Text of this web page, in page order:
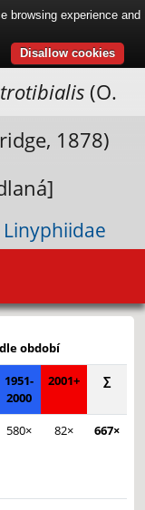
(O.
1878)
Linyphiidae
© Seznam.cz a.s. a další
období
1951-
2000
2001+ ∑
580× 82× 667×
browsing experience and
Disallow cookies